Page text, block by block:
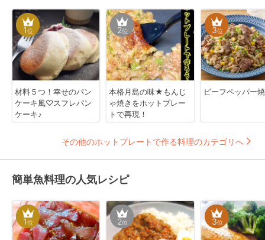
1位
材料５つ！幸せのパン
ケーキ風♡スフレパン
ケーキ♪
2位
本格月島の味★もんじ
ゃ焼きをホットプレー
トで再現！
3位
ビーフペッパー
その他のホットプレートで作る料理のカテゴリへ
簡単魚料理の人気レシピ
1位 2位 3位